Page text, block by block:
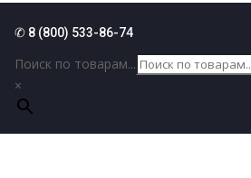
✆ 8 (800) 533-86-74
Поиск по товарам...
×